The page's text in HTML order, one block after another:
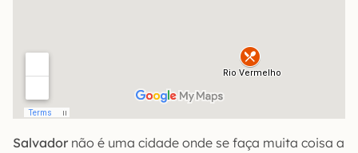
Salvador não é uma cidade onde se faça muita coisa a